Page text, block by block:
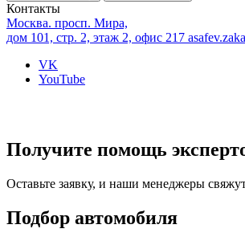
Контакты
Москва. просп. Мира,
дом 101, стр. 2, этаж 2, офис 217
VK
YouTube
Получите помощь
Оставьте заявку, и наши менеджеры
Подбор автомобиля